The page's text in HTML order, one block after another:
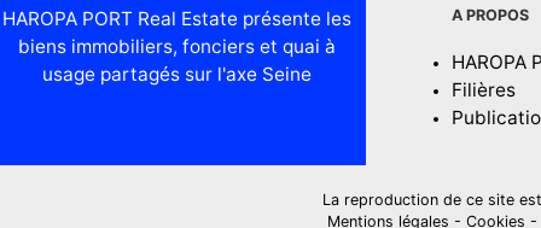
HAROPA PORT Real Estate présente les
biens immobiliers, fonciers et quai à
usage partagés sur l'axe Seine
A PROPOS
HAROPA
Filières
La reproduction de ce site
Mentions légales - Cookies -